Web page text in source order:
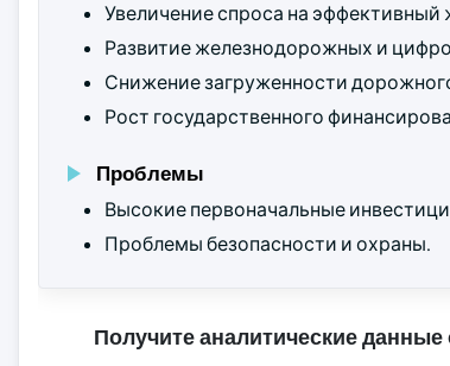
Увеличение спроса на
Развитие железнодорожных и
Снижение загруженности
Рост государственного
Проблемы
Высокие первоначальные
Проблемы безопасности и охраны.
Получите аналитические